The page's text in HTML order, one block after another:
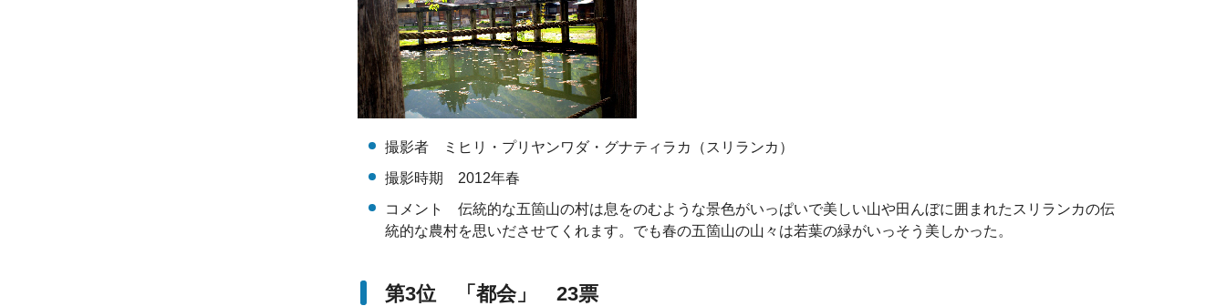
撮影者 ミヒリ・プリヤンワダ・グナティラカ（スリランカ）
撮影時期 2012年春
コメント 伝統的な五箇山の村は息をのむような景色がいっぱいで美しい山や田んぼに囲まれたスリランカの伝
統的な農村を思いださせてくれます。でも春の五箇山の山々は若葉の緑がいっそう美しかった。
第3位 「都会」 23票